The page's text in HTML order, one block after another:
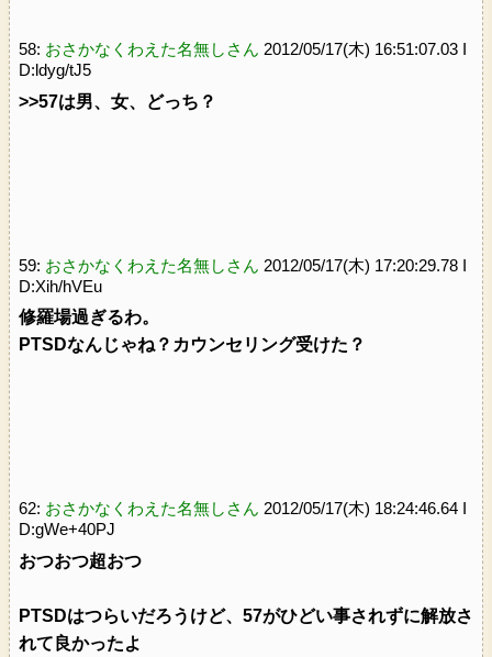
58: おさかなくわえた名無しさん 2012/05/17(木) 16:51:07.03 I
D:ldyg/tJ5
>>57は男、女、どっち？
59: おさかなくわえた名無しさん 2012/05/17(木) 17:20:29.78 I
D:Xih/hVEu
修羅場過ぎるわ。
PTSDなんじゃね？カウンセリング受けた？
62: おさかなくわえた名無しさん 2012/05/17(木) 18:24:46.64 I
D:gWe+40PJ
おつおつ超おつ
PTSDはつらいだろうけど、57がひどい事されずに解放さ
れて良かったよ